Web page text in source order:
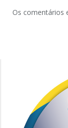
Os comentários